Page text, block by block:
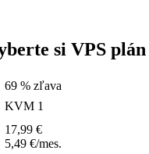
si VPS
69 % zľava
KVM 1
17,99 €
5,49 €/mes.